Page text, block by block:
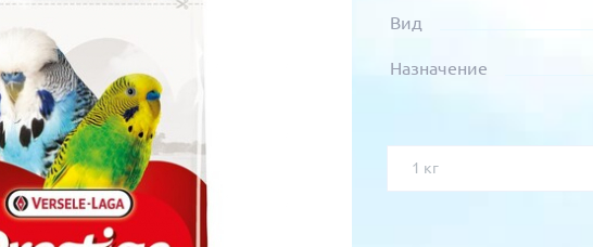
Вид
Назначение
1 кг